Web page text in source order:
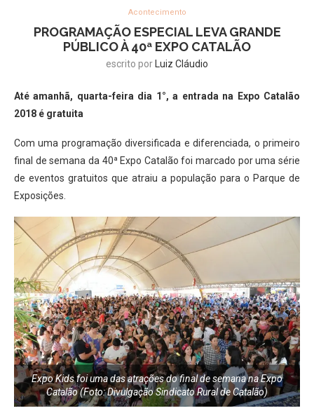
Acontecimento
PROGRAMAÇÃO ESPECIAL LEVA GRANDE
PÚBLICO À 40ª EXPO CATALÃO
escrito por Luiz Cláudio
Até amanhã, quarta-feira dia 1°, a entrada na Expo Catalão
2018 é gratuita
Com uma programação diversificada e diferenciada, o primeiro
final de semana da 40ª Expo Catalão foi marcado por uma série
de eventos gratuitos que atraiu a população para o Parque de
Exposições.
Expo Kids foi uma das atrações do final de semana na Expo
Catalão (Foto: Divulgação Sindicato Rural de Catalão)